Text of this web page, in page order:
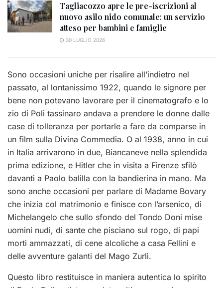
Tagliacozzo apre le pre-iscrizioni al
nuovo asilo nido comunale: un servizio
atteso per bambini e famiglie
30 LUGLIO 2026
Sono occasioni uniche per risalire all’indietro nel
passato, al lontanissimo 1922, quando le signore per
bene non potevano lavorare per il cinematografo e lo
zio di Poli tassinaro andava a prendere le donne dalle
case di tolleranza per portarle a fare da comparse in
un film sulla Divina Commedia. O al 1938, anno in cui
in Italia arrivarono in due, Biancaneve nella splendida
prima edizione, e Hitler che in visita a Firenze sfilò
davanti a Paolo balilla con la bandierina in mano. Ma
sono anche occasioni per parlare di Madame Bovary
che inizia col matrimonio e finisce con l’arsenico, di
Michelangelo che sullo sfondo del Tondo Doni mise
uomini nudi, di sante che pisciano sul rogo, di papi
morti ammazzati, di cene alcoliche a casa Fellini e
delle avventure galanti del Mago Zurlì.
Questo libro restituisce in maniera autentica lo spirito